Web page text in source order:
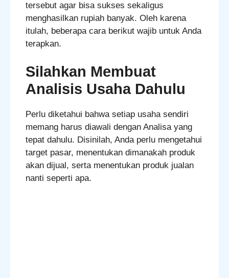
tersebut agar bisa sukses sekaligus
menghasilkan rupiah banyak. Oleh karena
itulah, beberapa cara berikut wajib untuk Anda
terapkan.
Silahkan Membuat
Analisis Usaha Dahulu
Perlu diketahui bahwa setiap usaha sendiri
memang harus diawali dengan Analisa yang
tepat dahulu. Disinilah, Anda perlu mengetahui
target pasar, menentukan dimanakah produk
akan dijual, serta menentukan produk jualan
nanti seperti apa.